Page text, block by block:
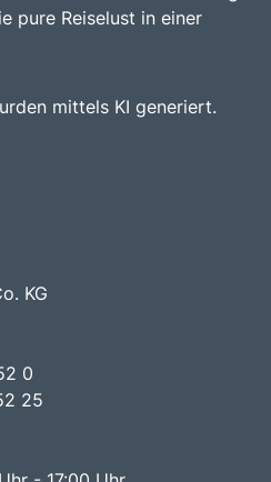
pure Reiselust in einer
mittels KI generiert.
KG
0
25